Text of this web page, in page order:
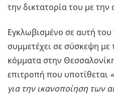
την δικτατορία του με
Εγκλωβισμένο σε αυτή του
συμμετέχει σε σύσκεψη
κόμματα στην
επιτροπή που υποτίθεται
για την ικανοποίηση των